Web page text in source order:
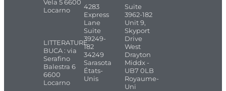
Vela 5 6600
Locarno
LITTERATURE
BUCA : via
Serafino
Balestra 6
6600
Locarno
4283
Express
Lane
Suite
39249-
182
34249
Sarasota
États-
Unis
Suite
3962-182
Unit 9,
Skyport
Drive
West
Drayton
Middx -
UB7 0LB
Royaume-
Uni